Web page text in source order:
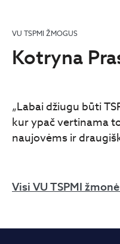
VU TSPMI ŽMOGUS
Kotryna
„Labai džiugu būti
kur ypač vertinama
naujovėms ir
Visi VU TSPMI